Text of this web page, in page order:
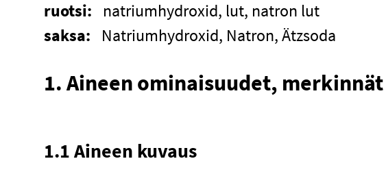
ruotsi:
natriumhydroxid, lut, natron lut
saksa:
Natriumhydroxid, Natron, Ätzsoda
1. Aineen ominaisuudet,
1.1 Aineen kuvaus